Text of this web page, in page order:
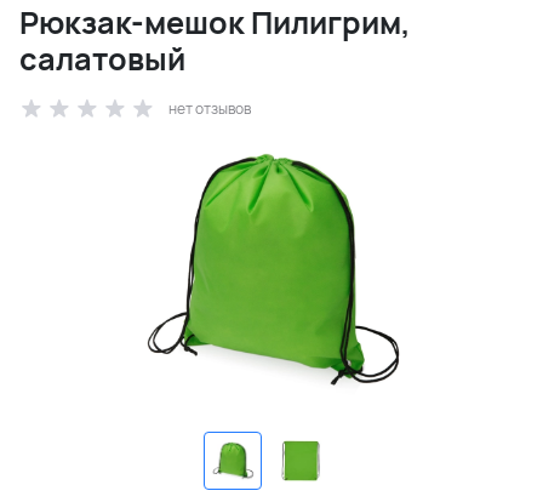
Рюкзак-мешок Пилигрим,
салатовый
нет отзывов